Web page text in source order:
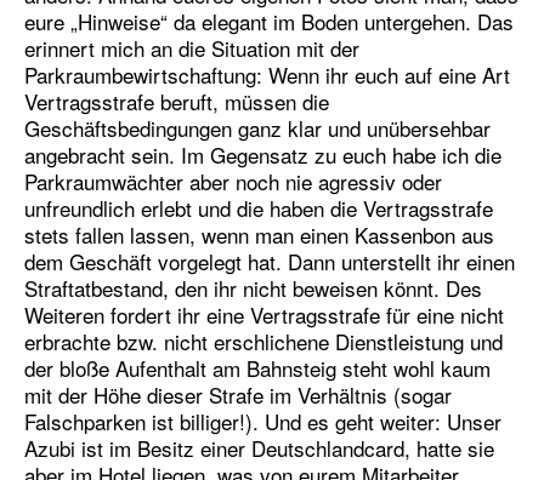
eure „Hinweise“ da elegant im Boden untergehen. Das
erinnert mich an die Situation mit der
Parkraumbewirtschaftung: Wenn ihr euch auf eine Art
Vertragsstrafe beruft, müssen die
Geschäftsbedingungen ganz klar und unübersehbar
angebracht sein. Im Gegensatz zu euch habe ich die
Parkraumwächter aber noch nie agressiv oder
unfreundlich erlebt und die haben die Vertragsstrafe
stets fallen lassen, wenn man einen Kassenbon aus
dem Geschäft vorgelegt hat. Dann unterstellt ihr einen
Straftatbestand, den ihr nicht beweisen könnt. Des
Weiteren fordert ihr eine Vertragsstrafe für eine nicht
erbrachte bzw. nicht erschlichene Dienstleistung und
der bloße Aufenthalt am Bahnsteig steht wohl kaum
mit der Höhe dieser Strafe im Verhältnis (sogar
Falschparken ist billiger!). Und es geht weiter: Unser
Azubi ist im Besitz einer Deutschlandcard, hatte sie